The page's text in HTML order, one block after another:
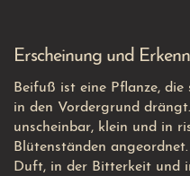
Erscheinung und
Beifuß ist eine Pflanze,
in den Vordergrund
unscheinbar, klein und in
Blütenständen
Duft, in der Bitterkeit und